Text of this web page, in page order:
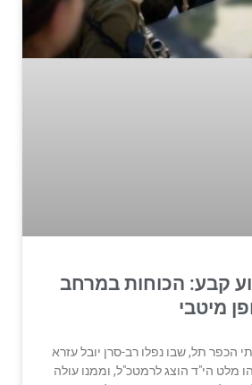
קבע: הכוחות במרחב
מיטבי
הכפר תל, שבו נפלו רב-סרן יובל עזרא
מלט הי"ד הוצג לרמטכ"ל, וממנו עולה